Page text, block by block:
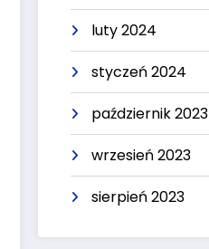
luty 2024
styczeń 2024
październik 2023
wrzesień 2023
sierpień 2023